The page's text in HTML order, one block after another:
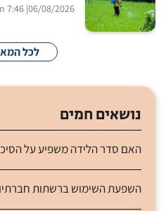
06/08/2026
| 7:46 am
לכל
נושאים חמים
האם סדר הלידה משפיע על
השפעת השימוש ברשתות